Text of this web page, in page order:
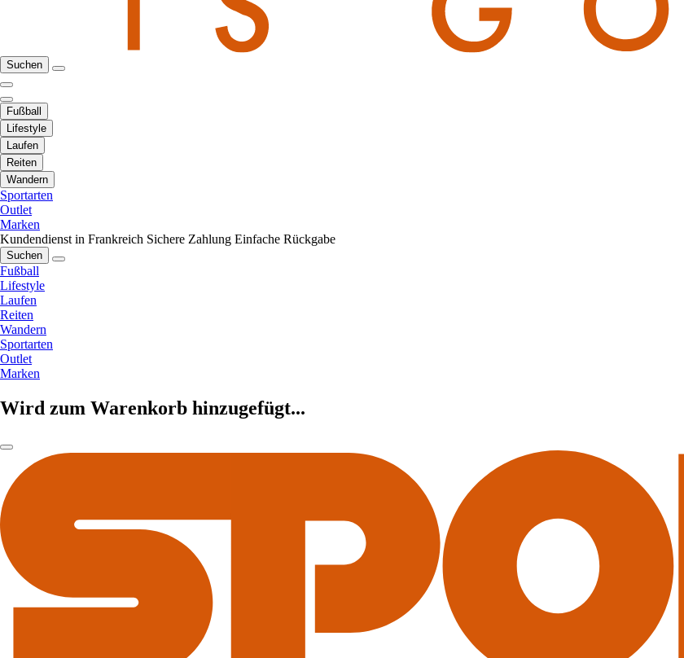
Suchen
Fußball
Lifestyle
Laufen
Reiten
Wandern
Sportarten
Outlet
Marken
Kundendienst in Frankreich Sichere Zahlung Einfache Rückgabe
Suchen
Fußball
Lifestyle
Laufen
Reiten
Wandern
Sportarten
Outlet
Marken
Wird zum Warenkorb hinzugefügt...